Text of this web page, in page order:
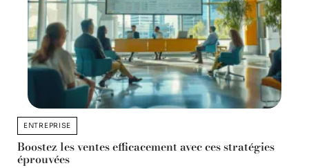
ENTREPRISE
Boostez les ventes efficacement avec ces stratégies
éprouvées